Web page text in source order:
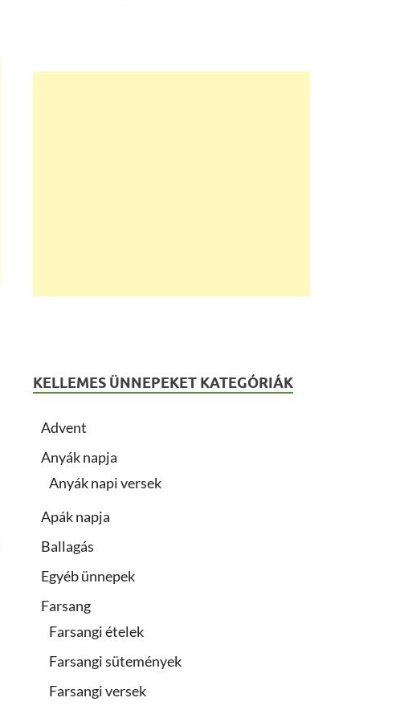
KELLEMES ÜNNEPEKET KATEGÓRIÁK
Advent
Anyák napja
Anyák napi versek
Apák napja
Ballagás
Egyéb ünnepek
Farsang
Farsangi ételek
Farsangi sütemények
Farsangi versek